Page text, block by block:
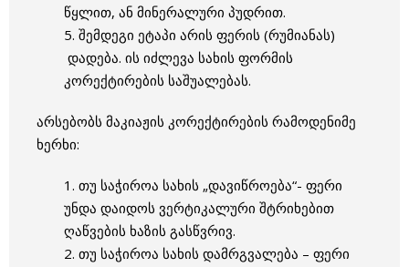
წყლით, ან მინერალური პუდრით.
5. შემდეგი ეტაპი არის ფერის (რუმიანას)
დადება. ის იძლევა სახის ფორმის
კორექტირების საშუალებას.
არსებობს მაკიაჟის კორექტირების რამოდენიმე
ხერხი:
1. თუ საჭიროა სახის „დავიწროება“- ფერი
უნდა დაიდოს ვერტიკალური შტრიხებით
ღაწვების ხაზის გასწვრივ.
2. თუ საჭიროა სახის დამრგვალება – ფერი